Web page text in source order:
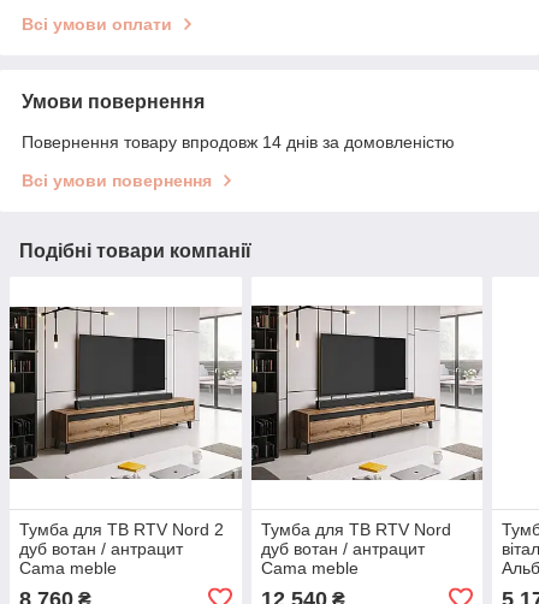
Всі умови оплати
Умови повернення
Повернення товару впродовж 14 днів за домовленістю
Всі умови повернення
Подібні товари компанії
Тумба для ТВ RTV Nord 2
дуб вотан / антрацит
Cama meble
8 760 ₴
Тумба для ТВ RTV Nord
дуб вотан / антрацит
Cama meble
12 540₴ 5